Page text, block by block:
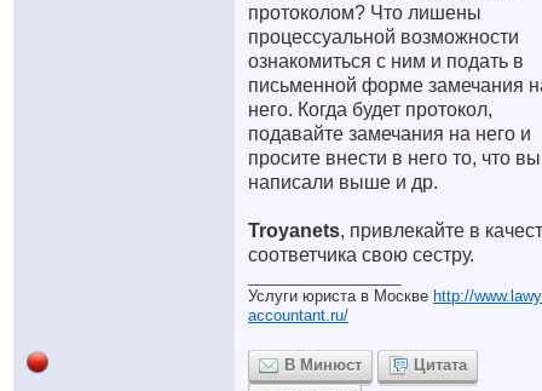
протоколом? Что лишены
процессуальной возможности
ознакомиться с ним и подать в
письменной форме замечания
него. Когда будет протокол,
подавайте замечания на него и
просите внести в него то, что вы
написали выше и др.
Troyanets, привлекайте в
соответчика свою сестру.
Услуги юриста в Москве http://
accountant.ru/
В Минюст
Цитата